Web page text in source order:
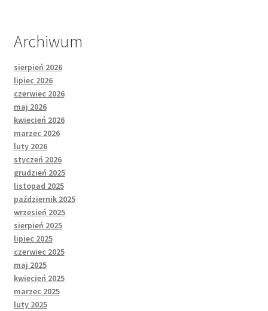
Archiwum
sierpień 2026
lipiec 2026
czerwiec 2026
maj 2026
kwiecień 2026
marzec 2026
luty 2026
styczeń 2026
grudzień 2025
listopad 2025
październik 2025
wrzesień 2025
sierpień 2025
lipiec 2025
czerwiec 2025
maj 2025
kwiecień 2025
marzec 2025
luty 2025